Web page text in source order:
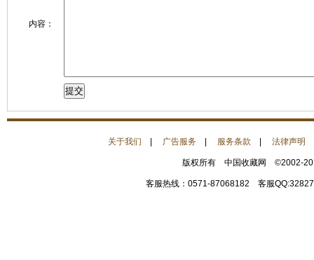
内容：
关于我们 广告服务 服务条款 法律声明
版权所有 中国收藏网 ©2002-
客服热线：0571-87068182 客服